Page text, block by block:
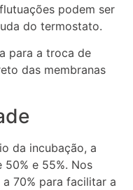
podem ser
do termostato.
para a troca de
das membranas
da incubação, a
e 55%. Nos
70% para facilitar a